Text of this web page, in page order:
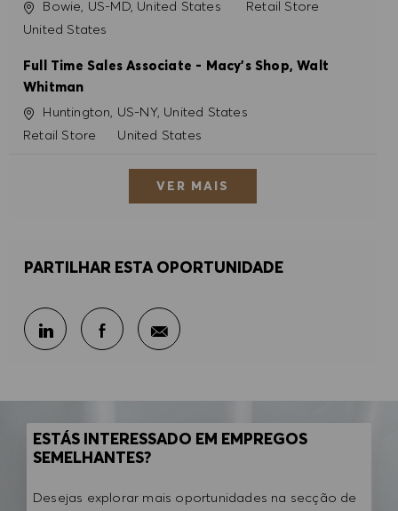
Localização
Bowie, US-MD, United States Categoria
Retail Store
United States
Full Time Sales Associate - Macy's Shop, Walt
Whitman
Localização
Huntington, US-NY, United States
Categoria
Retail Store United States
VER MAIS
PARTILHAR ESTA OPORTUNIDADE
Partilhar através do LinkedIn
Partilhar através do Facebook
Partilhar por e-mail
ESTÁS INTERESSADO EM EMPREGOS
SEMELHANTES?
Desejas explorar mais oportunidades na secção de